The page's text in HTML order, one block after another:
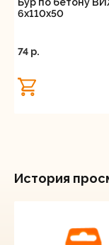
Бур по бетону
6x110x50
74 p.
История